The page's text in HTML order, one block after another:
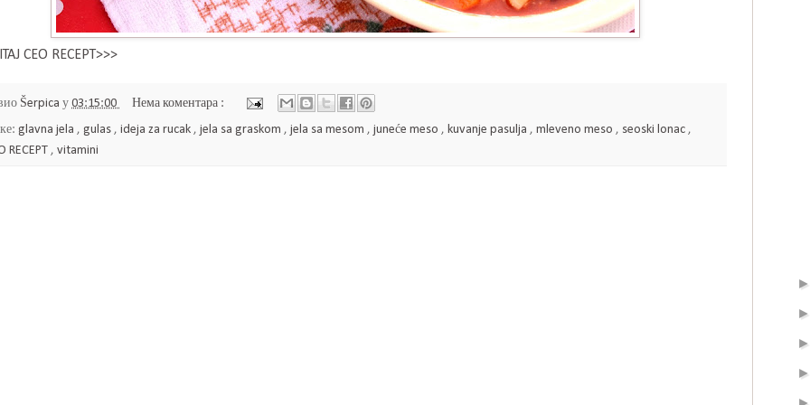
CEO RECEPT>>>
Šerpica у 03:15:00
Нема коментара :
glavna jela , gulas , ideja za rucak , jela sa graskom , jela sa mesom , juneće meso , kuvanje pasulja , mleveno meso , seoski lonac ,
RECEPT , vitamini